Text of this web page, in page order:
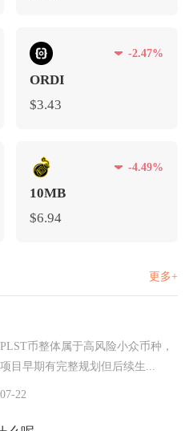
-2.47%
ORDI
$3.43
-4.49%
10MB
$6.94
更多+
PLST币整体属于高风险小众币种，
项目早期有完整规划但后续生...
07-22